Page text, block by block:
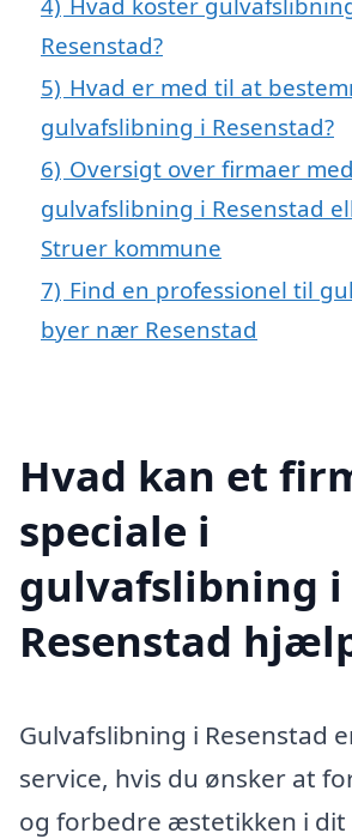
Resenstad?
5) Hvad er med til at
gulvafslibning i Resenstad?
6) Oversigt over firmaer
gulvafslibning i Resenstad
Struer kommune
7) Find en professionel til
byer nær Resenstad
Hvad kan et
speciale i
gulvafslibning i
Resenstad
Gulvafslibning i Resenstad
service, hvis du ønsker at
og forbedre æstetikken i dit